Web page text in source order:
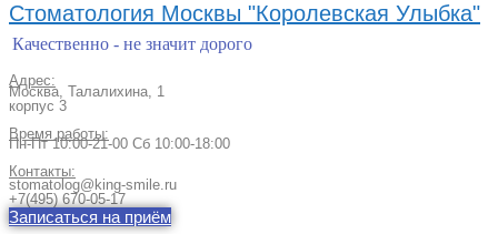
Стоматология Москвы "Королевская Улыбка"
Качественно - не значит дорого
Адрес:
Москва, Талалихина, 1
корпус 3
Время работы:
Пн-Пт 10:00-21-00 Сб 10:00-18:00​
Контакты:
stomatolog@king-smile.ru
+7(495) 670-05-17
Записаться на приём